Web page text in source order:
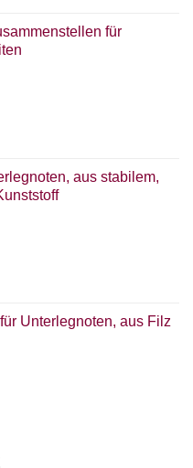
für
aus stabilem,
Unterlegnoten, aus Filz